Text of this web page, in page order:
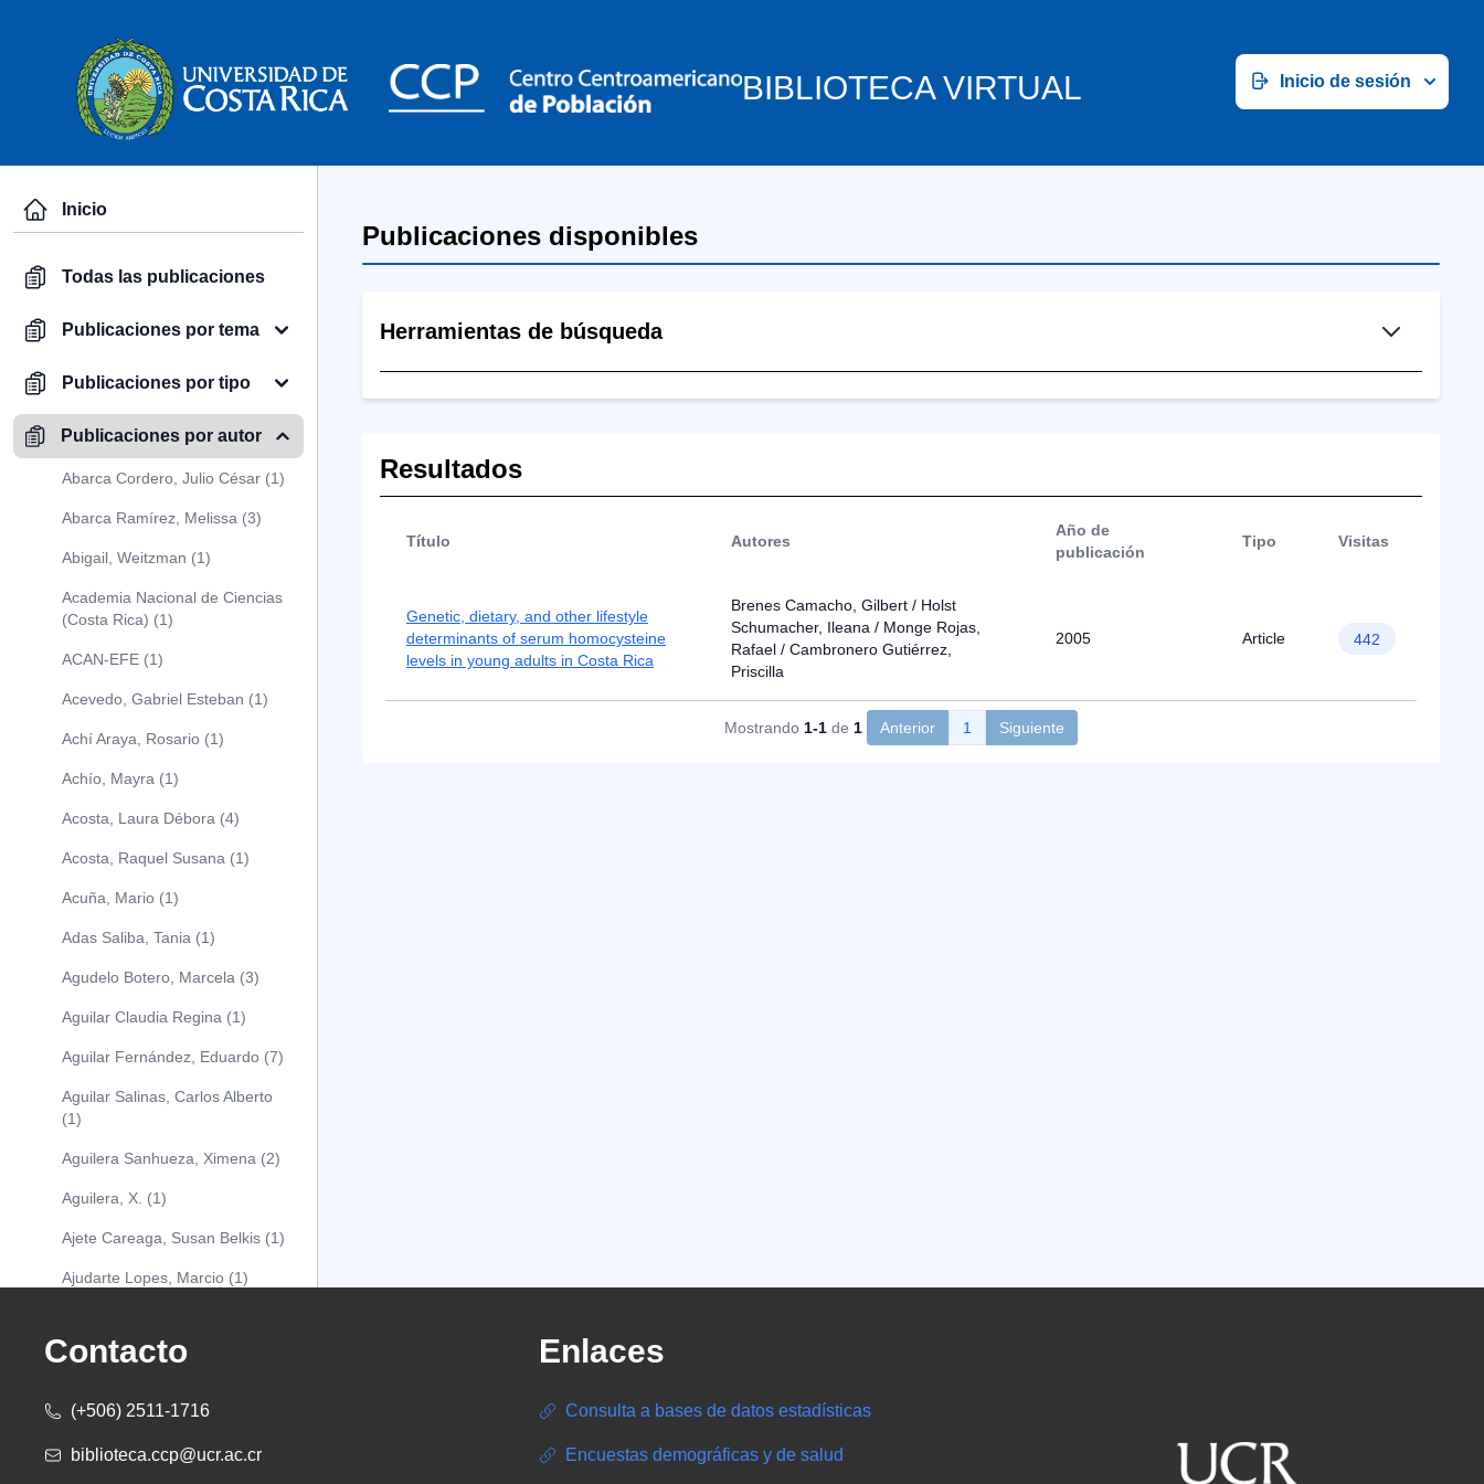
BIBLIOTECA VIRTUAL Inicio de sesión
Inicio
Todas las publicaciones
Publicaciones por tema
Publicaciones por tipo
Publicaciones por autor
Abarca Cordero, Julio César (1)
Abarca Ramírez, Melissa (3)
Abigail, Weitzman (1)
Academia Nacional de Ciencias
(Costa Rica) (1)
ACAN-EFE (1)
Acevedo, Gabriel Esteban (1)
Achí Araya, Rosario (1)
Achío, Mayra (1)
Acosta, Laura Débora (4)
Acosta, Raquel Susana (1)
Acuña, Mario (1)
Adas Saliba, Tania (1)
Agudelo Botero, Marcela (3)
Aguilar Claudia Regina (1)
Aguilar Fernández, Eduardo (7)
Aguilar Salinas, Carlos Alberto
(1)
Aguilera Sanhueza, Ximena (2)
Aguilera, X. (1)
Ajete Careaga, Susan Belkis (1)
Ajudarte Lopes, Marcio (1)
(1)
Albareda Tiana (1)
Alcócer Alfaro, Diana (1)
Publicaciones disponibles
Herramientas de búsqueda
Resultados
Título Autores
Año de
publicación
Tipo Visitas
Genetic, dietary, and other lifestyle
determinants of serum homocysteine
levels in young adults in Costa Rica
Brenes Camacho, Gilbert / Holst
Schumacher, Ileana / Monge Rojas,
Rafael / Cambronero Gutiérrez,
Priscilla
2005 Article 442
Mostrando 1-1 de 1 Anterior 1 Siguiente
Contacto
(+506) 2511-1716
biblioteca.ccp@ucr.ac.cr
Enlaces
Consulta a bases de datos estadísticas
Encuestas demográficas y de salud